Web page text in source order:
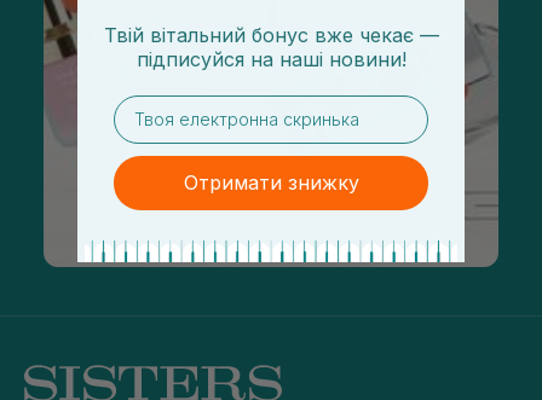
Твій вітальний бонус вже чекає —
підписуйся на наші новини!
email
Отримати знижку